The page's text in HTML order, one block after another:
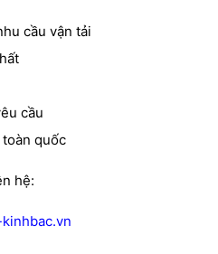
cầu vận tải
cầu
quốc
hệ: